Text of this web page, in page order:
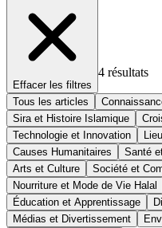
Effacer les filtres
4 résultats
Tous les articles
Sira et Histoire Islamique
Technologie et Innovation
Causes Humanitaires
Santé
Arts et Culture
Société et
Nourriture et Mode de Vie Halal
Éducation et Apprentissage
Médias et Divertissement